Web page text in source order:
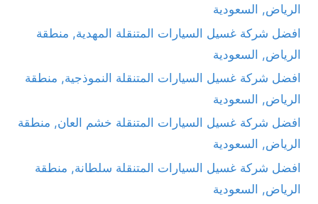
الرياض, السعودية
افضل شركة غسيل السيارات المتنقلة المهدية, منطقة
الرياض, السعودية
افضل شركة غسيل السيارات المتنقلة النموذجية, منطقة
الرياض, السعودية
افضل شركة غسيل السيارات المتنقلة خشم العان, منطقة
الرياض, السعودية
افضل شركة غسيل السيارات المتنقلة سلطانة, منطقة
الرياض, السعودية